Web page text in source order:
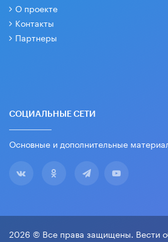
О проекте
Контакты
Партнеры
СОЦИАЛЬНЫЕ СЕТИ
Основные и дополнительные
2026 © Все права защищены. Вести